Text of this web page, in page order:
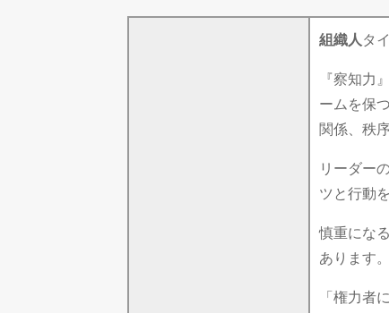
組織人 タ
『察知力
ームを保
関係、秩
リーダー
ツと行動
慎重にな
あります
「権力者